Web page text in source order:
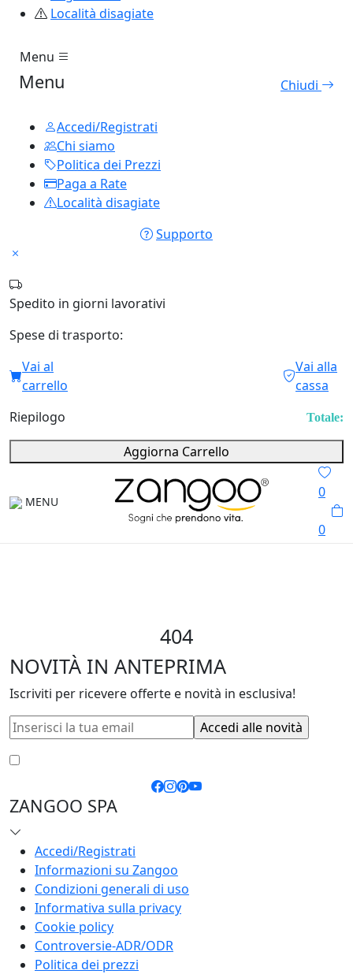
Località disagiate
Menu
Menu Chiudi
Accedi/Registrati
Chi siamo
Politica dei Prezzi
Paga a Rate
Località disagiate
Supporto
Spedito in giorni lavorativi
Spese di trasporto:
Vai al
carrello
Vai alla
cassa
Riepilogo
Totale:
Aggiorna Carrello
MENU
0
0
404
NOVITÀ IN ANTEPRIMA
Iscriviti per ricevere offerte e novità in esclusiva!
ZANGOO SPA
Accedi/Registrati
Informazioni su Zangoo
Condizioni generali di uso
Informativa sulla privacy
Cookie policy
Controversie-ADR/ODR
Politica dei prezzi